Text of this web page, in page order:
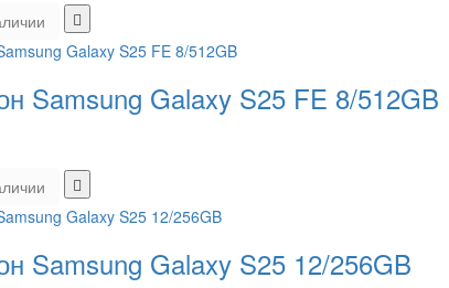
Samsung Galaxy S25 FE 8/512GB
Samsung Galaxy S25 12/256GB